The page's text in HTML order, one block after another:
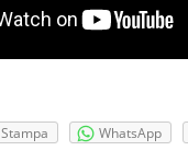
Stampa WhatsApp